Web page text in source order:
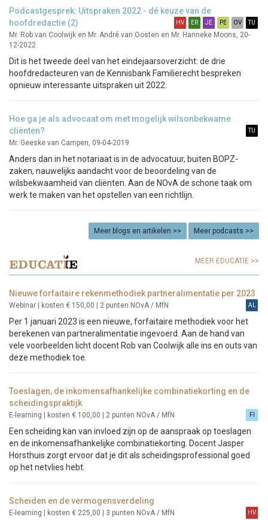
Podcastgesprek: Uitspraken 2022 - dé keuze van de
hoofdredactie (2)
Mr. Rob van Coolwijk en Mr. André van Oosten en Mr. Hanneke Moons, 20-
12-2022
Dit is het tweede deel van het eindejaarsoverzicht: de drie
hoofdredacteuren van de Kennisbank Familierecht bespreken
opnieuw interessante uitspraken uit 2022.
Hoe ga je als advocaat om met mogelijk wilsonbekwame
cliënten?
Mr. Geeske van Campen, 09-04-2019
Anders dan in het notariaat is in de advocatuur, buiten BOPZ-
zaken, nauwelijks aandacht voor de beoordeling van de
wilsbekwaamheid van cliënten. Aan de NOvA de schone taak om
werk te maken van het opstellen van een richtlijn.
Meer blogs en artikelen >> Meer podcasts >>
MEER EDUCATIE >>
Nieuwe forfaitaire rekenmethodiek partneralimentatie per 2023
Webinar | kosten € 150,00 | 2 punten NOvA / MfN
Per 1 januari 2023 is een nieuwe, forfaitaire methodiek voor het
berekenen van partneralimentatie ingevoerd. Aan de hand van
vele voorbeelden licht docent Rob van Coolwijk alle ins en outs van
deze methodiek toe.
Toeslagen, de inkomensafhankelijke combinatiekorting en de
scheidingspraktijk
E-learning | kosten € 100,00 | 2 punten NOvA / MfN
Een scheiding kan van invloed zijn op de aanspraak op toeslagen
en de inkomensafhankelijke combinatiekorting. Docent Jasper
Horsthuis zorgt ervoor dat je dit als scheidingsprofessional goed
op het netvlies hebt.
Scheiden en de vermogensverdeling
E-learning | kosten € 225,00 | 3 punten NOvA / MfN